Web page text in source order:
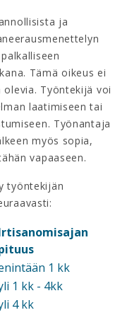
ja
Tämä oikeus ei
olevia. Työntekijä voi
laatimiseen tai
Työnantaja
myös sopia,
vapaaseen.
työntekijän
1 kk
1 kk - 4kk
4 kk